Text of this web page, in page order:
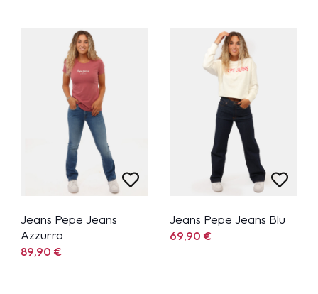
Jeans Pepe Jeans
Azzurro
89,90€
Jeans Pepe Jeans Blu
69,90€